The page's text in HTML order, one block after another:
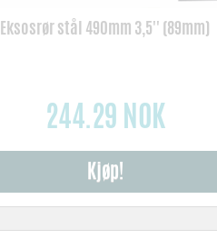
Eksosrør stål 490mm 3,5'' (89mm)
244.29 NOK
Kjøp!